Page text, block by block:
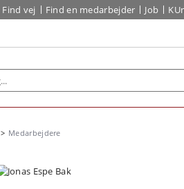
Find vej Find en medarbejder Job
Medarbejdere